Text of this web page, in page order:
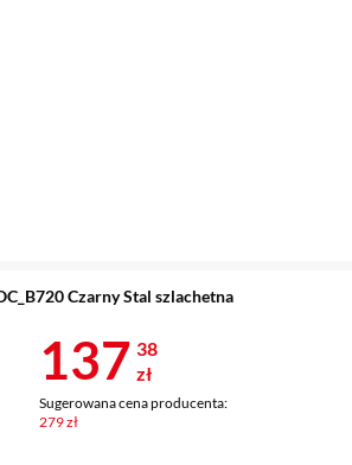
Czarny Stal szlachetna
Cena 137,38
137 38
zł
Sugerowana cena producenta:
279 zł